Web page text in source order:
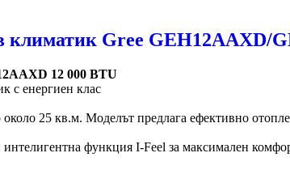
климатик Gree GEH12AAXD/
12 000 BTU
с енергиен клас
25 кв.м. Моделът предлага ефективно
функция I-Feel за максимален